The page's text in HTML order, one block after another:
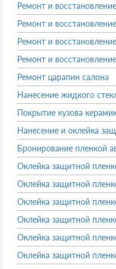
Ремонт и
Ремонт и
Ремонт и
Ремонт и
Ремонт царапин салона
Нанесение жидкого
Покрытие кузова
Нанесение и оклейка
Бронирование пленкой
Оклейка защитной
Оклейка защитной
Оклейка защитной
Оклейка защитной
Оклейка защитной
Оклейка защитной